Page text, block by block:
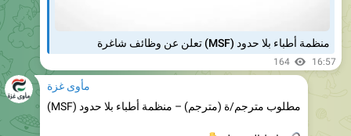
مأوى غزة
مطلوب مترجم/ة (مترجم) – منظمة أطباء بلا حدود (MSF)
رابط التسجيل
👇